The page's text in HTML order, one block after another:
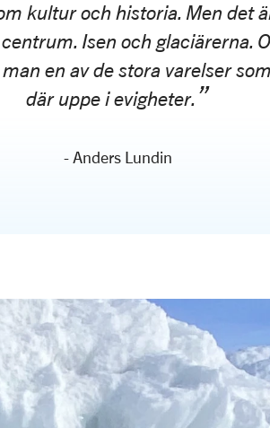
kultur och historia. Men det
Isen och glaciärerna.
en av de stora varelser
där uppe i evigheter.
- Anders Lundin